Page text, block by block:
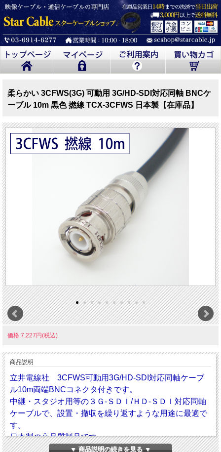
柔らかい 3CFWS(3G) 可動用 3G/HD-SDI対応同軸 BNCケ
ーブル 10m 黒色 撚線 TCX-3CFWS 日本製【在庫品】
価格:7,227円(税込)
商品説明
立井電線社 3CFWS可動用3G/HD-SDI対応同軸ケーブ
ル10m両端BNCコネクタ付きです。
中継・スタジオ用等の３Ｇ-ＳＤＩ/ＨＤ-ＳＤＩ対応同軸
ケーブルで、設置・撤収を繰り返すような用途に最適で
す。
日本製の高品質製品です。
▼ 商品説明の続きを見る ▼